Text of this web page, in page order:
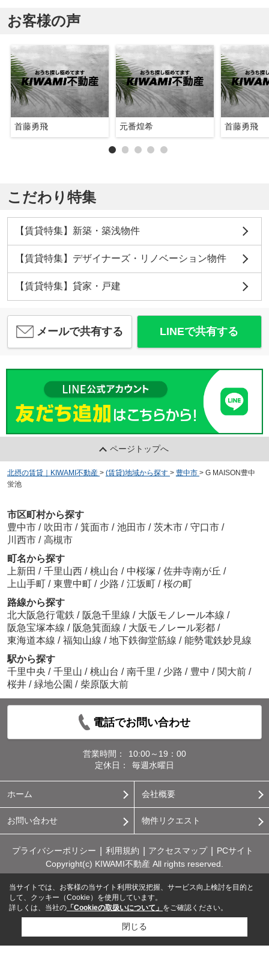
お客様の声
首藤勇飛 元番煌希 首藤勇飛
こだわり特集
【賃貸特集】新築・築浅物件
【賃貸特集】デザイナーズ・リノベーション物件
【賃貸特集】貸家・戸建
メールで共有する LINEで共有する
ページトップへ
北摂の賃貸｜KIWAMI不動産 > (賃貸)地域から探す > 豊中市 > G MAISON豊中
蛍池
市区町村から探す
豊中市 / 吹田市 / 箕面市 / 池田市 / 茨木市 / 守口市 /
川西市 / 高槻市
町名から探す
上新田 / 千里山西 / 桃山台 / 中桜塚 / 佐井寺南が丘 /
上山手町 / 東豊中町 / 少路 / 江坂町 / 桜の町
路線から探す
北大阪急行電鉄 / 阪急千里線 / 大阪モノレール本線 /
阪急宝塚本線 / 阪急箕面線 / 大阪モノレール彩都 /
東海道本線 / 福知山線 / 地下鉄御堂筋線 / 能勢電鉄妙見線
駅から探す
千里中央 / 千里山 / 桃山台 / 南千里 / 少路 / 豊中 / 関大前 /
桜井 / 緑地公園 / 柴原阪大前
電話でお問い合わせ
営業時間：
10:00～19：00
定休日：
毎週水曜日
ホーム 会社概要
お問い合わせ 物件リクエスト
プライバシーポリシー 利用規約 アクセスマップ
PCサイト
Copyright(c) KIWAMI不動産 All rights reserved.
当サイトでは、お客様の当サイト利用状況把握、サービス向上検討を目的と
して、クッキー（Cookie）を使用しています。
詳しくは、当社の 「Cookieの取扱いについて」 をご確認ください。
閉じる